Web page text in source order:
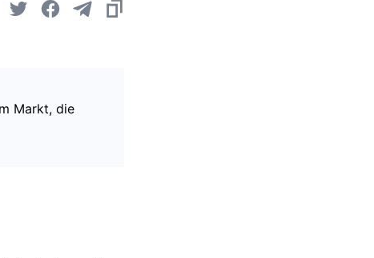
Markt, die